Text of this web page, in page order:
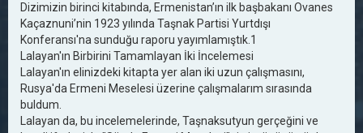
Dizimizin birinci kitabında, Ermenistan’ın ilk başbakanı Ovanes
Kaçaznuni’nin 1923 yılında Taşnak Partisi Yurtdışı
Konferansı'na sunduğu raporu yayımlamıştık.1
Lalayan'ın Birbirini Tamamlayan İki İncelemesi
Lalayan'ın elinizdeki kitapta yer alan iki uzun çalışmasını,
Rusya'da Ermeni Meselesi üzerine çalışmalarım sırasında
buldum.
Lalayan da, bu incelemelerinde, Taşnaksutyun gerçeğini ve